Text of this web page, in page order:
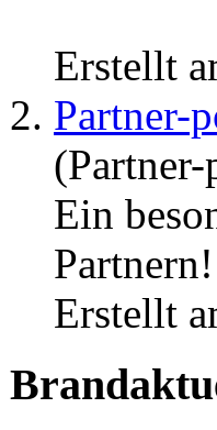
Erstellt
2. Partner-
Ein
Erstellt